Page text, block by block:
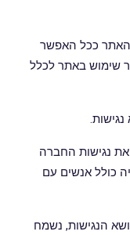
האתר ככל האפשר
שימוש באתר לכלל
את נגישות החברה
כולל אנשים עם
הנגישות, נשמח